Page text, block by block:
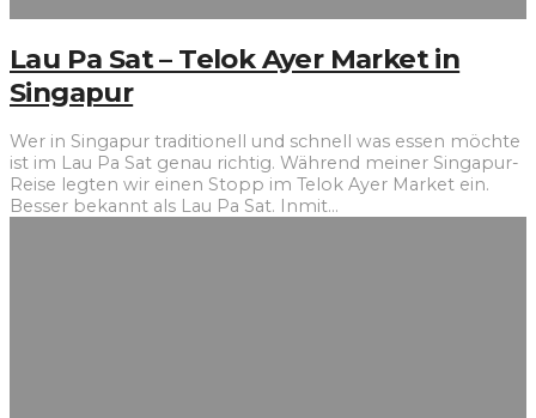
Lau Pa Sat – Telok Ayer Market in
Singapur
Wer in Singapur traditionell und schnell was essen möchte
ist im Lau Pa Sat genau richtig. Während meiner Singapur-
Reise legten wir einen Stopp im Telok Ayer Market ein.
Besser bekannt als Lau Pa Sat. Inmit...